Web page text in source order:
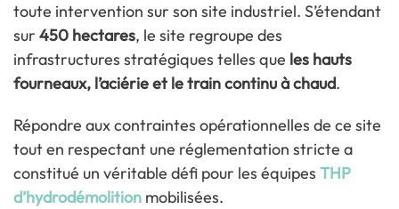
toute intervention sur son site industriel. S’étendant
sur 450 hectares, le site regroupe des
infrastructures stratégiques telles que les hauts
fourneaux, l’aciérie et le train continu à chaud.
Répondre aux contraintes opérationnelles de ce site
tout en respectant une réglementation stricte a
constitué un véritable défi pour les équipes THP
d’hydrodémolition mobilisées.